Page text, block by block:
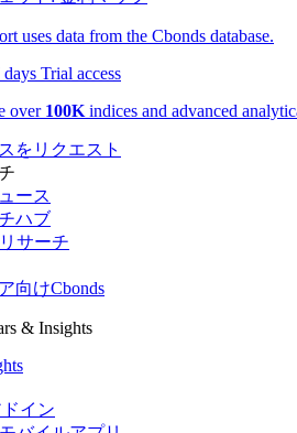
uses data from the Cbonds database.
days Trial access
over 100K indices and advanced
をリクエスト
ース
ハブ
サーチ
向けCbonds
& Insights
イン